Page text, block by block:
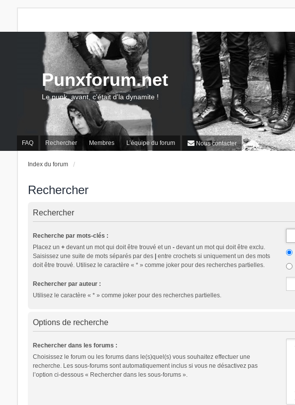
FAQ Rechercher Membres L’équipe du forum Nous contacter
Punxforum.net
Le punk, avant, c'était d'la dynamite !
Index du forum
Rechercher
Rechercher
Recherche par mots-clés :
Placez un +devant un mot qui doit être trouvé et un -devant un mot qui doit être exclu.
Saisissez une suite de mots séparés par des
entre crochets si uniquement un des mots
doit être trouvé. Utilisez le caractère « * » comme joker pour des recherches partielles.
Rechercher par auteur :
Utilisez le caractère « * » comme joker pour des recherches partielles.
Options de recherche
Rechercher dans les forums :
Choisissez le forum ou les forums dans le(s)quel(s) vous souhaitez effectuer une
recherche. Les sous-forums sont automatiquement inclus si vous ne désactivez pas
l’option ci-dessous « Rechercher dans les sous-forums ».